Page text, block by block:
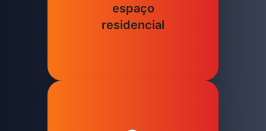
espaço
residencial